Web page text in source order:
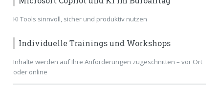
KI Tools sinnvoll, sicher und produktiv nutzen
Individuelle Trainings und Workshops
Inhalte werden auf Ihre Anforderungen zugeschnitten – vor Ort
oder online